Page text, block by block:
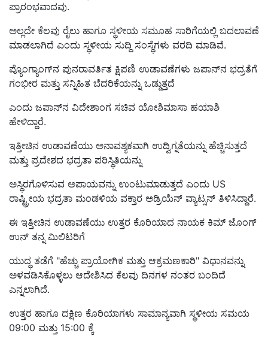
ಪ್ರಾರಂಭವಾದವು.
ಅಲ್ಲದೇ ಕೆಲವು ರೈಲು ಹಾಗೂ ಸ್ಥಳೀಯ ಸಮೂಹ ಸಾರಿಗೆಯಲ್ಲಿ ಬದಲಾವಣೆ
ಮಾಡಲಾಗಿದೆ ಎಂದು ಸ್ಥಳೀಯ ಸುದ್ದಿ ಸಂಸ್ಥೆಗಳು ವರದಿ ಮಾಡಿವೆ.
ಪ್ಯೊಂಗ್ಯಾಂಗ್‌ನ ಪುನರಾವರ್ತಿತ ಕ್ಷಿಪಣಿ ಉಡಾವಣೆಗಳು ಜಪಾನ್‌ನ ಭದ್ರತೆಗೆ
ಗಂಭೀರ ಮತ್ತು ಸನ್ನಿಹಿತ ಬೆದರಿಕೆಯನ್ನು ಒಡ್ಡುತ್ತದೆ
ಎಂದು ಜಪಾನ್‌ನ ವಿದೇಶಾಂಗ ಸಚಿವ ಯೋಶಿಮಾಸಾ ಹಯಾಶಿ
ಹೇಳಿದ್ದಾರೆ.
ಇತ್ತೀಚಿನ ಉಡಾವಣೆಯು ಅನಾವಶ್ಯಕವಾಗಿ ಉದ್ವಿಗ್ನತೆಯನ್ನು ಹೆಚ್ಚಿಸುತ್ತದೆ
ಮತ್ತು ಪ್ರದೇಶದ ಭದ್ರತಾ ಪರಿಸ್ಥಿತಿಯನ್ನು
ಅಸ್ಥಿರಗೊಳಿಸುವ ಅಪಾಯವನ್ನು ಉಂಟುಮಾಡುತ್ತದೆ ಎಂದು US
ರಾಷ್ಟ್ರೀಯ ಭದ್ರತಾ ಮಂಡಳಿಯ ವಕ್ತಾರ ಅಡ್ರಿಯೆನ್ ವ್ಯಾಟ್ಸನ್ ತಿಳಿಸಿದ್ದಾರೆ.
ಈ ಇತ್ತೀಚಿನ ಉಡಾವಣೆಯು ಉತ್ತರ ಕೊರಿಯಾದ ನಾಯಕ ಕಿಮ್ ಜೊಂಗ್
ಉನ್ ತನ್ನ ಮಿಲಿಟರಿಗೆ
ಯುದ್ಧ ತಡೆಗೆ "ಹೆಚ್ಚು ಪ್ರಾಯೋಗಿಕ ಮತ್ತು ಆಕ್ರಮಣಕಾರಿ" ವಿಧಾನವನ್ನು
ಅಳವಡಿಸಿಕೊಳ್ಳಲು ಆದೇಶಿಸಿದ ಕೆಲವು ದಿನಗಳ ನಂತರ ಬಂದಿದೆ
ಎನ್ನಲಾಗಿದೆ.
ಉತ್ತರ ಹಾಗೂ ದಕ್ಷಿಣ ಕೊರಿಯಾಗಳು ಸಾಮಾನ್ಯವಾಗಿ ಸ್ಥಳೀಯ ಸಮಯ
09:00 ಮತ್ತು 15:00 ಕ್ಕೆ